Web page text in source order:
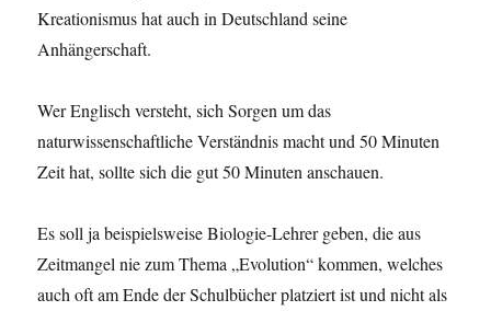
Kreationismus hat auch in Deutschland seine
Anhängerschaft.
Wer Englisch versteht, sich Sorgen um das
naturwissenschaftliche Verständnis macht und 50 Minuten
Zeit hat, sollte sich die gut 50 Minuten anschauen.
Es soll ja beispielsweise Biologie-Lehrer geben, die aus
Zeitmangel nie zum Thema „Evolution“ kommen, welches
auch oft am Ende der Schulbücher platziert ist und nicht als